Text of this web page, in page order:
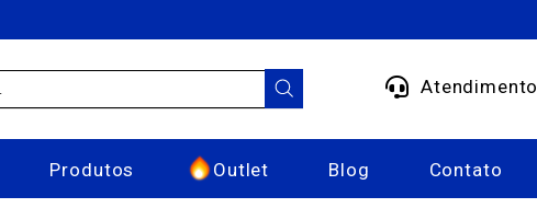
Atendimento
Produtos Outlet Blog Contato